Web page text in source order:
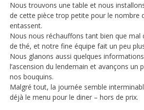
Nous trouvons une table et nous
de cette pièce trop petite pour le nombre
entassent.
Nous nous réchauffons tant bien que mal
de thé, et notre fine équipe fait un peu
Nous glanons aussi quelques
l’ascension du lendemain et avançons un
nos bouquins.
Malgré tout, la journée semble
déjà le menu pour le diner – hors de prix.